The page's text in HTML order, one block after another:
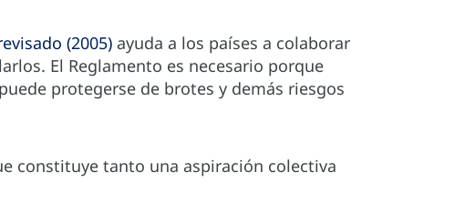
(2005) ayuda a los países a colaborar
El Reglamento es necesario porque
protegerse de brotes y demás riesgos
constituye tanto una aspiración colectiva